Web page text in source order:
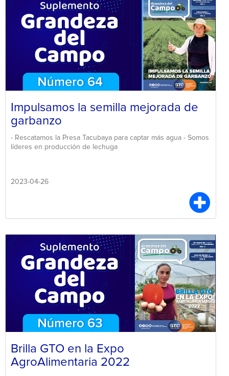
Impulsamos la semilla mejorada de
garbanzo
- Rescatamos la Presa Tacubaya para captar más agua - Somos
líderes en producción de lechuga
2023-04-26
Brilla GTO en la Expo
AgroAlimentaria 2022